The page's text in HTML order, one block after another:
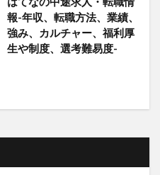
報-年収、転職方法、業績、
強み、カルチャー、福利厚
生や制度、選考難易度-